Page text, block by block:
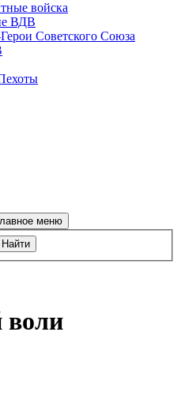
войска
ВДВ
Советского Союза
меню
воли